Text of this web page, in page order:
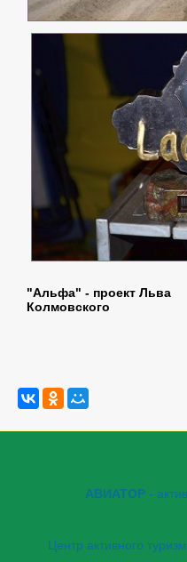
"Альфа" - проект Льва
АВИАТОР -
Центр активного